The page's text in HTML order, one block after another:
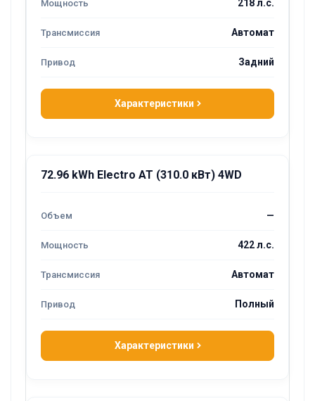
218 л.с.
Автомат
Задний
Характеристики
72.96 kWh Electro AT (310.0 кВт) 4WD
—
422 л.с.
Автомат
Полный
Характеристики